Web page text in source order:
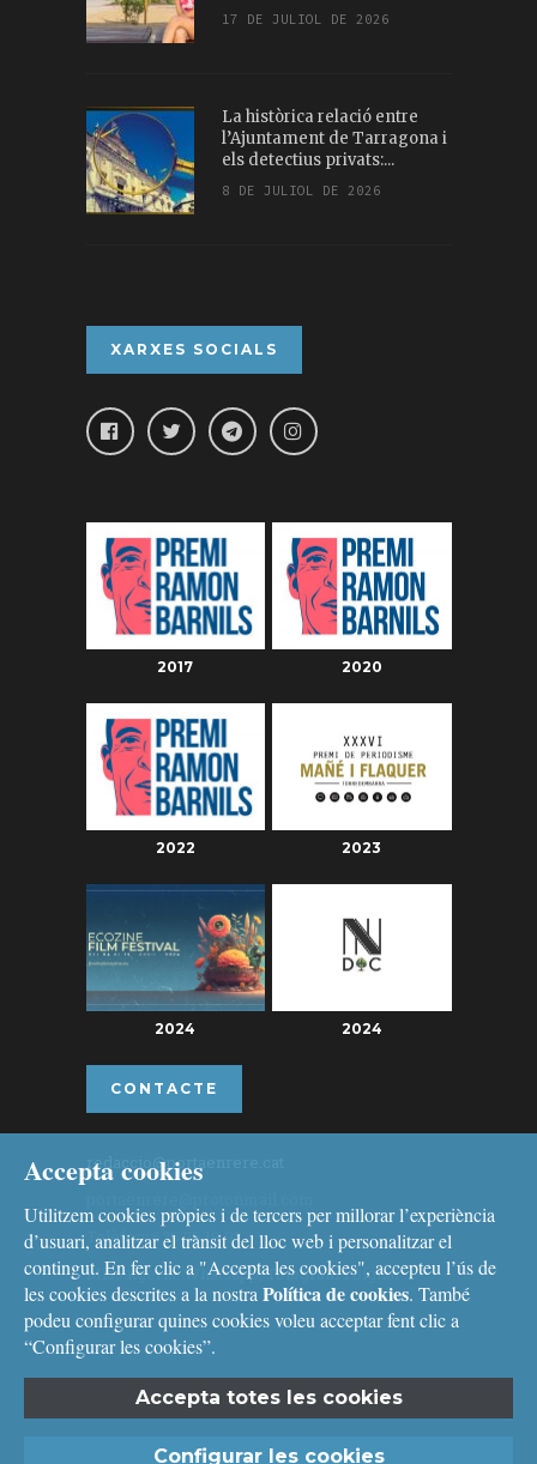
17 DE JULIOL DE 2026
La històrica relació entre
l’Ajuntament de Tarragona i
els detectius privats:...
8 DE JULIOL DE 2026
XARXES SOCIALS
2017 2020
2022 2023
2024 2024
CONTACTE
redaccio@portaenrere.cat
Telèfon: 626 26 19 93
Missatgeria: Whatsapp, Telegram i Signal
Avís legaliPolítica de cookies
Accepta cookies
Utilitzem cookies pròpies i de tercers per millorar l’experiència
d’usuari, analitzar el trànsit del lloc web i personalitzar el
contingut. En fer clic a "Accepta les cookies", accepteu l’ús de
les cookies descrites a la nostra Política de cookies. També
podeu configurar quines cookies voleu acceptar fent clic a
“Configurar les cookies”.
Accepta totes les cookies
Configurar les cookies